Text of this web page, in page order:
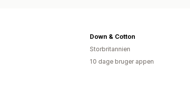
Down & Cotton
Storbritannien
10 dage bruger appen